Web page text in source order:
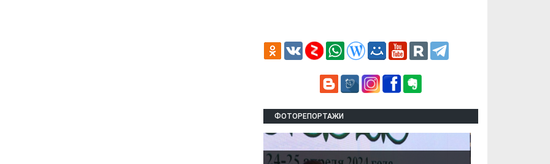
ФОТОРЕПОРТАЖИ